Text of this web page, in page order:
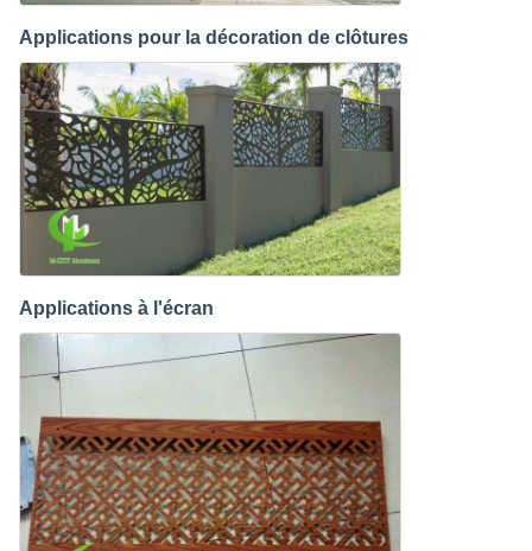
Applications pour la décoration de clôtures
Applications à l'écran